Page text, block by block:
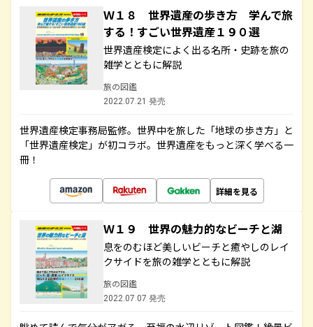
Ｗ１８ 世界遺産の歩き方 学んで旅
する！すごい世界遺産１９０選
世界遺産検定によく出る名所・史跡を旅の
雑学とともに解説
旅の図鑑
2022.07.21 発売
世界遺産検定事務局監修。世界中を旅した「地球の歩き方」と
「世界遺産検定」が初コラボ。世界遺産をもっと深く学べる一
冊！
詳細を見る
Ｗ１９ 世界の魅力的なビーチと湖
息をのむほど美しいビーチと癒やしのレイ
クサイドを旅の雑学とともに解説
旅の図鑑
2022.07.07 発売